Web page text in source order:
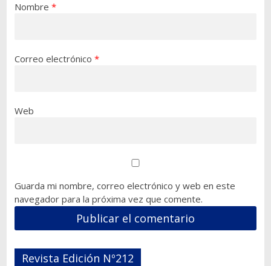
Nombre *
Correo electrónico *
Web
Guarda mi nombre, correo electrónico y web en este
navegador para la próxima vez que comente.
Revista Edición Nº212